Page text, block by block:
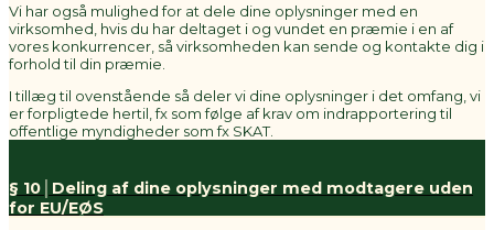
Vi har også mulighed for at dele dine oplysninger med en
virksomhed, hvis du har deltaget i og vundet en præmie i en af
vores konkurrencer, så virksomheden kan sende og kontakte dig i
forhold til din præmie.
I tillæg til ovenstående så deler vi dine oplysninger i det omfang, vi
er forpligtede hertil, fx som følge af krav om indrapportering til
offentlige myndigheder som fx SKAT.
§ 10│Deling af dine oplysninger med modtagere uden
for EU/EØS